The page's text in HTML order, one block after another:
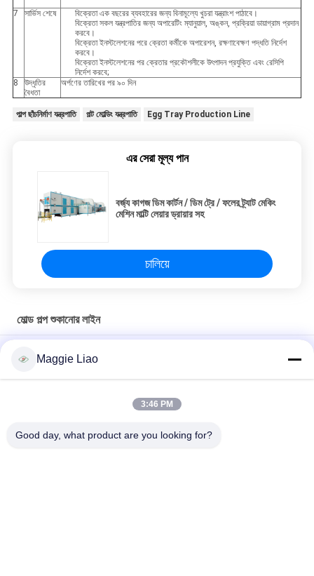
7
সার্ভিস শেষে
বিক্রেতা এক বছরের ব্যবহারের জন্য বিনামূল্যে খুচরা যন্ত্রাংশ পাঠাবে।
বিক্রেতা সকল যন্ত্রপাতির জন্য অপারেটিং ম্যানুয়াল, অঙ্কন, প্রক্রিয়া ডায়াগ্রাম প্রদান
করবে।
বিক্রেতা ইনস্টলেশনের পরে ক্রেতা কর্মীকে অপারেশন, রক্ষণাবেক্ষণ পদ্ধতি নির্দেশ
করবে।
বিক্রেতা ইনস্টলেশনের পর ক্রেতার প্রকৌশলীকে উৎপাদন প্রযুক্তি এবং রেসিপি
নির্দেশ করবে;
8
উদ্ধৃতির
বৈধতা
অর্পণের তারিখের পর ৯০ দিন
পাল্প ছাঁচনির্মাণ যন্ত্রপাতি পল্ট মোল্ডিং যন্ত্রপাতি Egg Tray Production Line
এর সেরা মূল্য পান
বর্জ্য কাগজ ডিম কার্টন / ডিম ট্রে / ফলের ট্র্যাট মেকিং
মেশিন মাল্টি লেয়ার ড্রায়ার সহ
চালিয়ে
মোল্ড পল্প শুকানোর লাইন
বৈদ্যুতিন প্যাকেজ উত্পাদনের লাইনের জন্য স্বয়ংক্রিয় পুনঃপ্রসারণ বর্জ্য কাগজ ডিম কার্টন
Maggie Liao
3:46 PM
Good day, what product are you looking for?